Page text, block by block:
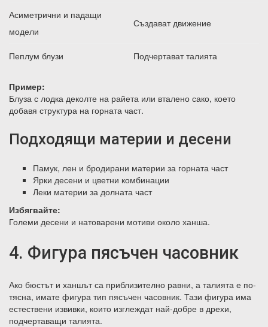
Асиметрични и падащи
модели
Създават движение
Пеплум блузи Подчертават талията
Пример:
Блуза с лодка деколте на райета или вталено сако, което
добавя структура на горната част.
Подходящи материи и десени
Памук, лен и бродирани материи за горната част
Ярки десени и цветни комбинации
Леки материи за долната част
Избягвайте:
Големи десени и натоварени мотиви около ханша.
4. Фигура пясъчен часовник
Ако бюстът и ханшът са приблизително равни, а талията е по-
тясна, имате фигура тип пясъчен часовник. Тази фигура има
естествени извивки, които изглеждат най-добре в дрехи,
подчертаващи талията.